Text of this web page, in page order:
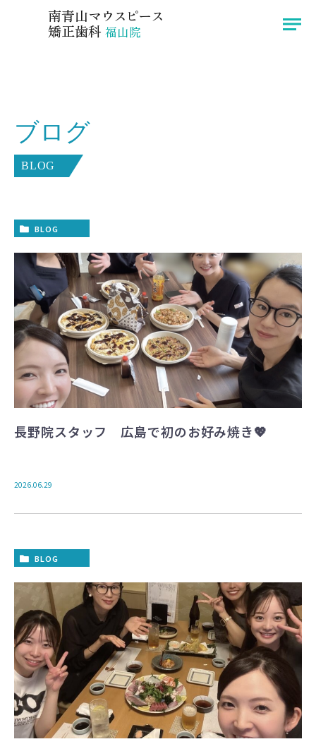
南青山マウスピース
矯正歯科 福山院
院長挨拶
インビザライン
料金
〒721-0974
広島県福山市東深津町3-13-33
Googleマップで見る
診療時間
9:00〜12:00 / 13:00〜17:30
休診日
木曜・日曜・祝日
ブログ
BLOG
BLOG
長野院スタッフ 広島で初のお好み焼き💖
2026.06.29
BLOG